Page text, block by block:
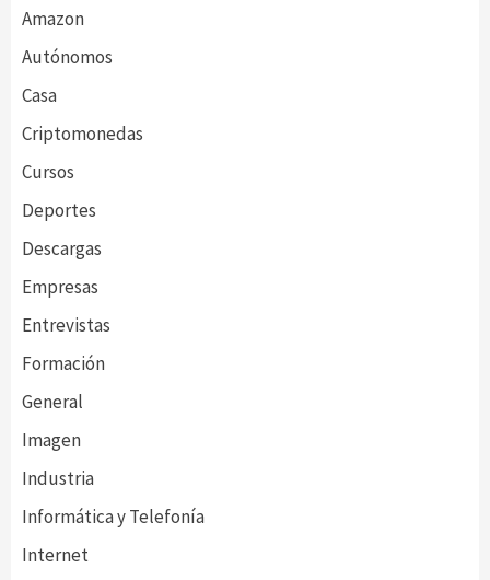
Amazon
Autónomos
Casa
Criptomonedas
Cursos
Deportes
Descargas
Empresas
Entrevistas
Formación
General
Imagen
Industria
Informática y Telefonía
Internet